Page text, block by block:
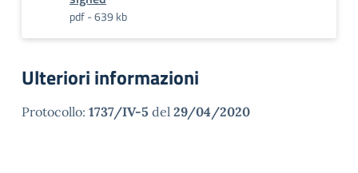
pdf - 639 kb
Ulteriori informazioni
Protocollo: 1737/IV-5 del 29/04/2020